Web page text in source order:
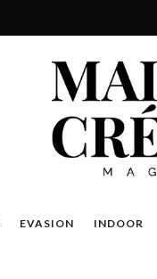
EVASION INDOOR